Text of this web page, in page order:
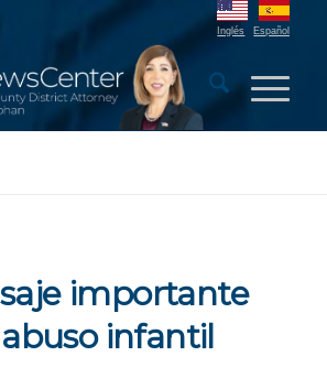
Inglés Español
importante
infantil